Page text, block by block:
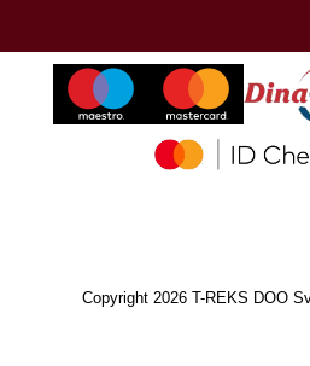
Copyright 2026 T-REKS DOO